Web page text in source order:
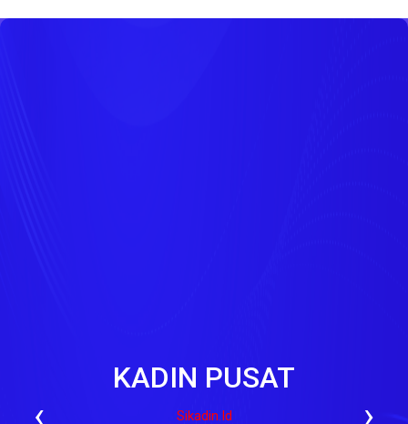
KADIN PUSAT
Sikadin.id
‹ ›